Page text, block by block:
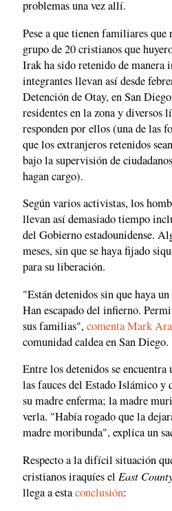
problemas una vez allí.
Pese a que tienen familiares que
grupo de 20 cristianos que
Irak ha sido retenido de manera
integrantes llevan así desde
Detención de Otay, en San
residentes en la zona y diversos
responden por ellos (una de las
que los extranjeros retenidos
bajo la supervisión de
hagan cargo).
Según varios activistas, los
llevan así demasiado tiempo
del Gobierno estadounidense.
meses, sin que se haya fijado
para su liberación.
"Están detenidos sin que haya
Han escapado del infierno.
sus familias",comenta Mark
comunidad caldea en San Diego.
Entre los detenidos se encuentra
las fauces del Estado Islámico y
su madre enferma; la madre
verla. "Había rogado que la
madre moribunda", explica un
Respecto a la difícil situación
cristianos iraquíes el East
llega a estaconclusión: